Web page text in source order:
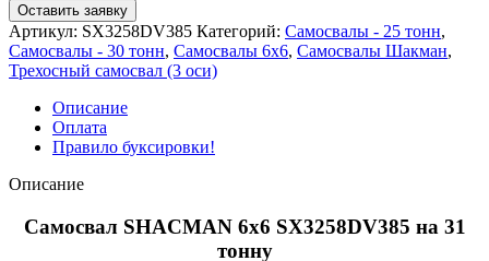
Оставить заявку
Артикул: SX3258DV385 Категорий: Самосвалы - 25 тонн,
Самосвалы - 30 тонн, Самосвалы 6х6, Самосвалы Шакман,
Трехосный самосвал (3 оси)
Описание
Оплата
Правило буксировки!
Описание
Самосвал SHACMAN 6х6 SX3258DV385 на 31
тонну